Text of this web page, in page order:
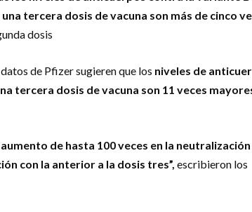
tercera dosis de vacuna son más de cinco
dosis
datos de Pfizer sugieren que los niveles de
tercera dosis de vacuna son 11 veces
de hasta 100 veces en la
con la anterior a la dosis tres”, escribieron los